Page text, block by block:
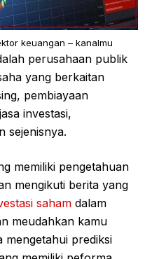
keuangan – kanalmu
perusahaan publik
yang berkaitan
pembiayaan
investasi,
sejenisnya.
memiliki pengetahuan
mengikuti berita yang
saham dalam
meudahkan kamu
mengetahui prediksi